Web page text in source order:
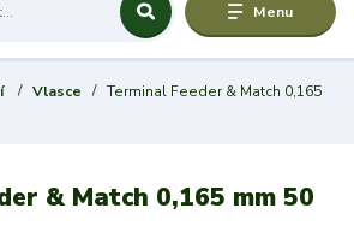
Menu
Vlasce
Terminal Feeder & Match 0,165
& Match 0,165 mm 50